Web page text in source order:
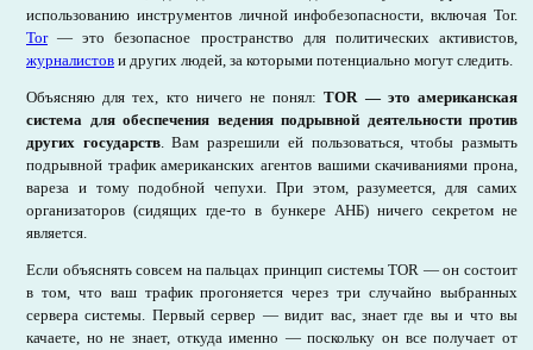
использованию инструментов личной инфобезопасности, включая Tor.
Tor— это безопасное пространство для политических активистов,
журналистов и других людей, за которыми потенциально могут следить.
Объясняю для тех, кто ничего не понял:TOR — это американская
система для обеспечения ведения подрывной деятельности против
других государств. Вам разрешили ей пользоваться, чтобы размыть
подрывной трафик американских агентов вашими скачиваниями прона,
вареза и тому подобной чепухи. При этом, разумеется, для самих
организаторов (сидящих где-то в бункере АНБ) ничего секретом не
является.
Если объяснять совсем на пальцах принцип системы TOR — он состоит
в том, что ваш трафик прогоняется через три случайно выбранных
сервера системы. Первый сервер — видит вас, знает где вы и что вы
качаете, но не знает, откуда именно — поскольку он все получает от